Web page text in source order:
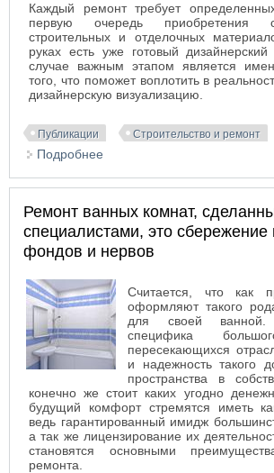
Каждый ремонт требует
первую очередь приобретения
строительных и отделочных
руках есть уже готовый
случае важным этапом является
того, что поможет воплотить в
дизайнерскую визуализацию.
Публикации Строительство и ремонт
Подробнее
Ремонт ванных комнат,
специалистами, это
фондов и нервов
Считается, что как
оформляют такого
для своей
специфика
пересекающихся
и надежность такого
пространства в
конечно же стоит каких угодно
будущий комфорт стремятся иметь
ведь гарантированный имидж
а так же лицензирование их
становятся основными
ремонта.